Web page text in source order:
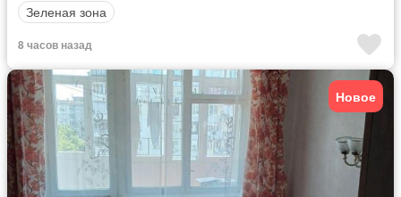
Зеленая зона
8 часов назад
Новое